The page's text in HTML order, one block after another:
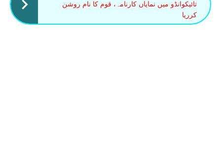
تائیکوانڈو میں نمایاں کارنامہ، قوم کا نام روشن
کرریا